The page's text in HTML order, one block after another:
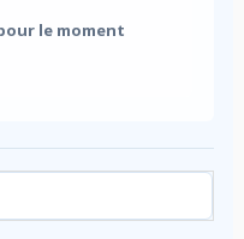
le moment